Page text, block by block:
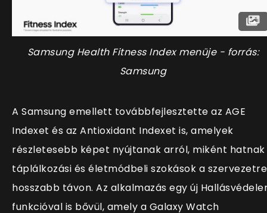
Samsung Health Fitness Indexmenüje - forrás:
Samsung
A Samsung emellett továbbfejlesztette az AGE
Indexet és az Antioxidant Indexet is, amelyek
részletesebb képet nyújtanak arról, miként hatnak
táplálkozási és életmódbeli szokások a szervezetre
hosszabb távon. Az alkalmazás egy új
funkcióval is bővül, amely a Galaxy Watch